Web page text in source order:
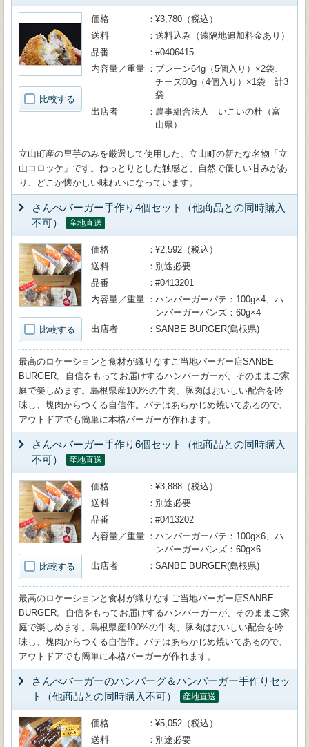
比較する
価格
¥3,780（税込）
送料
送料込み（遠隔地追加料金あり）
品番
#0406415
内容量／重量
プレーン64g（5個入り）×2袋、
チーズ80g（4個入り）×1袋 計3
袋
出店者
農事組合法人 いこいの杜（富
山県）
立山町産の里芋のみを厳選して使用した、立山町の新たな名物「立
山コロッケ」です。ねっとりとした触感と、自然で優しい甘みがあ
り、どこか懐かしい味わいになっています。
さんべバーガー手作り4個セット（他商品との同時購入
不可）
産地直送
比較する
価格
¥2,592（税込）
送料
別途必要
品番
#0413201
内容量／重量
ハンバーガーパテ：100g×4、ハ
ンバーガーバンズ：60g×4
出店者
SANBE BURGER(島根県)
最高のロケーションと食材が織りなすご当地バーガー店SANBE
BURGER。自信をもってお届けするハンバーガーが、そのままご家
庭で楽しめます。島根県産100%の牛肉、豚肉はおいしい配合を吟
味し、塊肉からつくる自信作。パテはあらかじめ焼いてあるので、
アウトドアでも簡単に本格バーガーが作れます。
さんべバーガー手作り6個セット（他商品との同時購入
不可）
産地直送
比較する
価格
¥3,888（税込）
送料
別途必要
品番
#0413202
内容量／重量
ハンバーガーパテ：100g×6、ハ
ンバーガーバンズ：60g×6
出店者
SANBE BURGER(島根県)
最高のロケーションと食材が織りなすご当地バーガー店SANBE
BURGER。自信をもってお届けするハンバーガーが、そのままご家
庭で楽しめます。島根県産100%の牛肉、豚肉はおいしい配合を吟
味し、塊肉からつくる自信作。パテはあらかじめ焼いてあるので、
アウトドアでも簡単に本格バーガーが作れます。
さんべバーガーのハンバーグ＆ハンバーガー手作りセッ
ト（他商品との同時購入不可）
産地直送
価格
¥5,052（税込）
送料
別途必要